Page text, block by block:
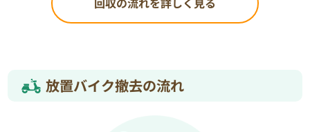
放置バイク撤去の流れ